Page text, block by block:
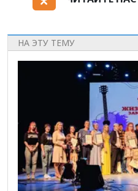
НА ЭТУ ТЕМУ